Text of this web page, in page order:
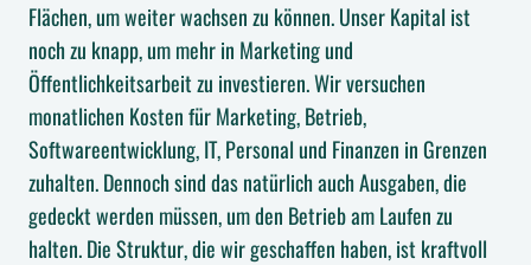
Flächen, um weiter wachsen zu können. Unser Kapital ist
noch zu knapp, um mehr in Marketing und
Öffentlichkeitsarbeit zu investieren. Wir versuchen
monatlichen Kosten für Marketing, Betrieb,
Softwareentwicklung, IT, Personal und Finanzen in Grenzen
zuhalten. Dennoch sind das natürlich auch Ausgaben, die
gedeckt werden müssen, um den Betrieb am Laufen zu
halten. Die Struktur, die wir geschaffen haben, ist kraftvoll